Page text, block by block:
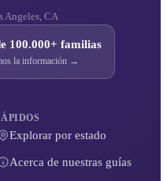
Angeles, CA
100.000+ familias
la información →
Explorar por estado
Acerca de nuestras guías